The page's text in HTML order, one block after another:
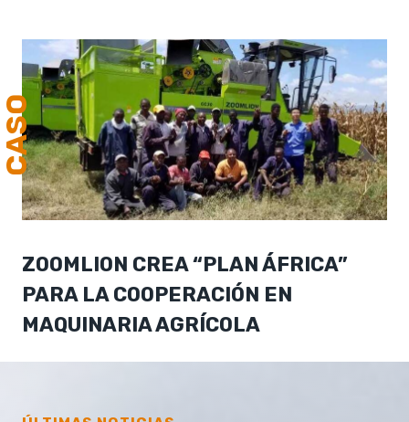
CASO
ZOOMLION CREA “PLAN ÁFRICA”
PARA LA COOPERACIÓN EN
MAQUINARIA AGRÍCOLA